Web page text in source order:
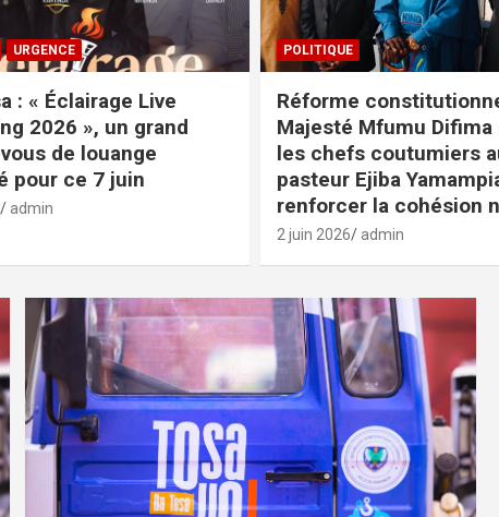
URGENCE
: « Éclairage Live
2026 », un grand
de louange
pour ce 7 juin
admin
POLITIQUE
Réforme
Majesté Mfumu
les chefs coutumiers
pasteur Ejiba
renforcer la cohésion
2 juin 2026 admin